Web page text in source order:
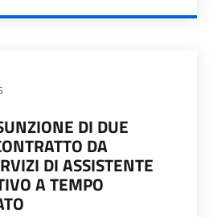
DI DUE
DA
DI ASSISTENTE
A TEMPO